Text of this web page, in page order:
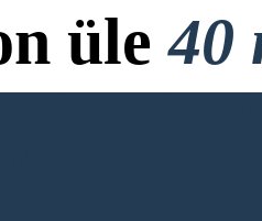
üle40